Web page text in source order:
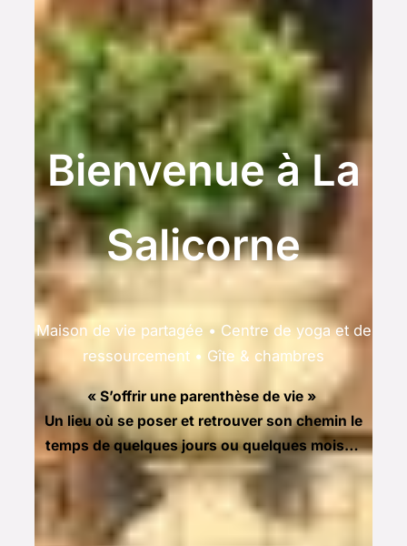
Bienvenue à La
Salicorne
Maison de vie partagée • Centre de yoga et de
ressourcement • Gîte & chambres
« S’offrir une parenthèse de vie »
Un lieu où se poser et retrouver son chemin le
temps de quelques jours ou quelques mois…